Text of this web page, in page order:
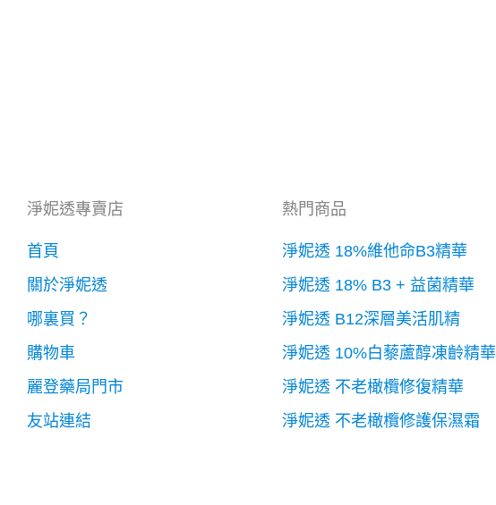
淨妮透專賣店
首頁
關於淨妮透
哪裏買？
購物車
麗登藥局門市
友站連結
熱門商品
淨妮透 18%維他命B3精華
淨妮透 18% B3 + 益菌精華
淨妮透 B12深層美活肌精
淨妮透 10%白藜蘆醇凍齡精華
淨妮透 不老橄欖修復精華
淨妮透 不老橄欖修護保濕霜